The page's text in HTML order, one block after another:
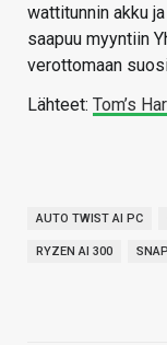
wattitunnin akku
saapuu myyntiin
verottomaan
Lähteet: Tom’s
AUTO TWIST AI PC
RYZEN AI 300